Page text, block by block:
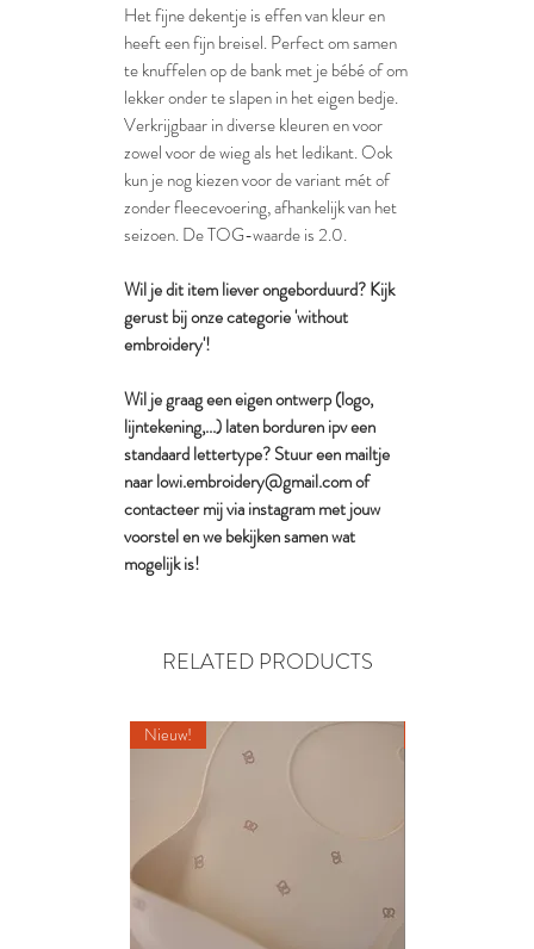
Het fijne dekentje is effen van kleur en
heeft een fijn breisel. Perfect om samen
te knuffelen op de bank met je bébé of om
lekker onder te slapen in het eigen bedje.
Verkrijgbaar in diverse kleuren en voor
zowel voor de wieg als het ledikant. Ook
kun je nog kiezen voor de variant mét of
zonder fleecevoering, afhankelijk van het
seizoen. De TOG-waarde is 2.0.
Wil je dit item liever ongeborduurd? Kijk
gerust bij onze categorie 'without
embroidery'!
Wil je graag een eigen ontwerp (logo,
lijntekening,...) laten borduren ipv een
standaard lettertype? Stuur een mailtje
naar lowi.embroidery@gmail.com of
contacteer mij via instagram met jouw
voorstel en we bekijken samen wat
mogelijk is!
RELATED PRODUCTS
Nieuw!